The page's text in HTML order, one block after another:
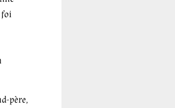
père,